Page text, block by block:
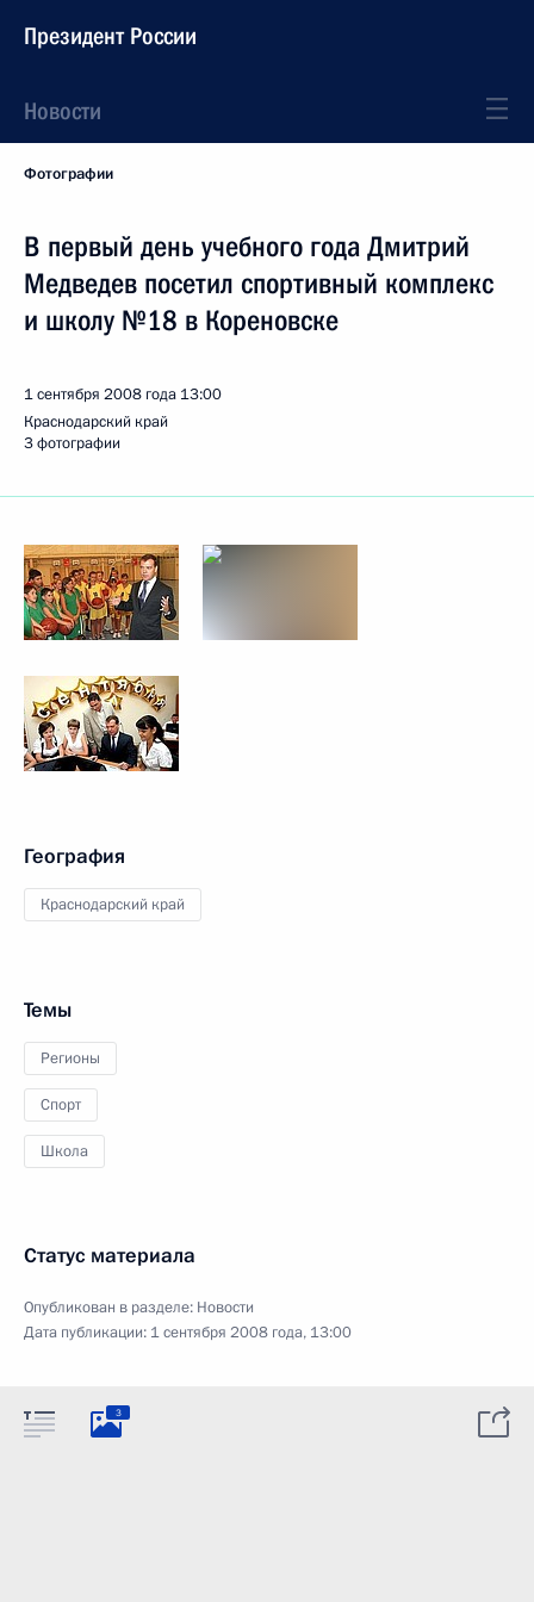
Президент России
Новости
Фотографии
В первый день учебного года Дмитрий
Медведев посетил спортивный комплекс
и школу №18 в Кореновске
1 сентября 2008 года 13:00
Краснодарский край
3 фотографии
География
Краснодарский край
Темы
Регионы
Спорт
Школа
Статус материала
Опубликован в разделе: Новости
Дата публикации: 1 сентября 2008 года, 13:00
3